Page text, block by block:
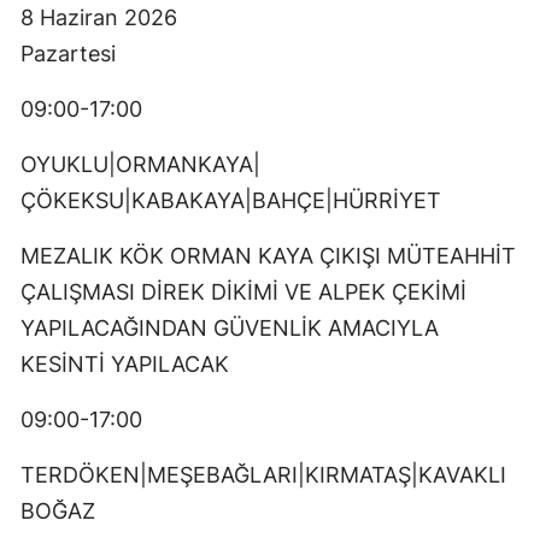
8 Haziran 2026
Pazartesi
09:00-17:00
OYUKLU|ORMANKAYA|
ÇÖKEKSU|KABAKAYA|BAHÇE|HÜRRİYET
MEZALIK KÖK ORMAN KAYA ÇIKIŞI MÜTEAHHİT
ÇALIŞMASI DİREK DİKİMİ VE ALPEK ÇEKİMİ
YAPILACAĞINDAN GÜVENLİK AMACIYLA
KESİNTİ YAPILACAK
09:00-17:00
TERDÖKEN|MEŞEBAĞLARI|KIRMATAŞ|KAVAKLI
BOĞAZ